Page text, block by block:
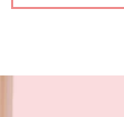
不倫調査 不倫
人探し 依頼
川口市 line 調査